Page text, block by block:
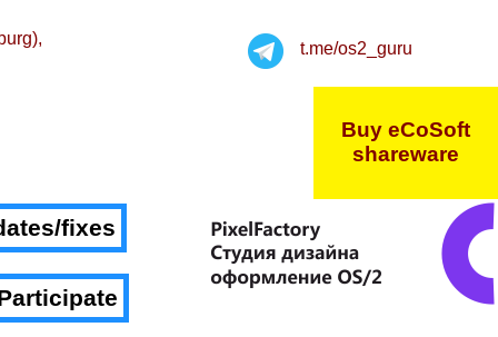
t.me/os2_guru
Buy eCoSoft
shareware
fixes